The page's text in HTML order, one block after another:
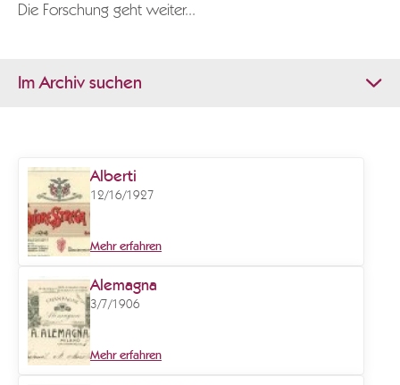
Die Forschung geht weiter...
Im Archiv suchen
Alberti
12/16/1927
Mehr erfahren
Alemagna
3/7/1906
Mehr erfahren